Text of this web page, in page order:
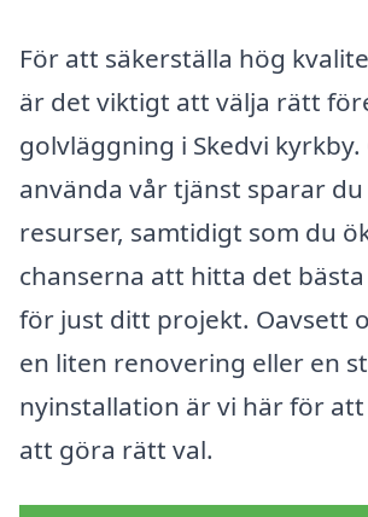
För att säkerställa hög
är det viktigt att välja rätt
golvläggning i Skedvi
använda vår tjänst sparar
resurser, samtidigt som du
chanserna att hitta det
för just ditt projekt. Oavsett
en liten renovering eller en
nyinstallation är vi här för
att göra rätt val.